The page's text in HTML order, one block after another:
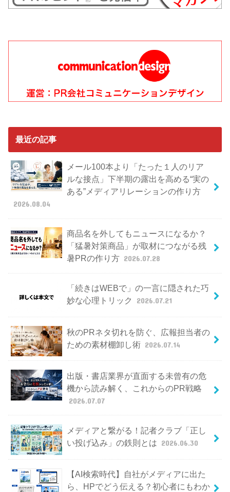
最近の記事
メール100本より「たった１人のリア
ルな接点」下半期の露出を高める“実の
ある”メディアリレーションの作り方
2026.08.04
商品名を外してもニュースになるか？
「猛暑対策商品」が取材につながる残
暑PRの作り方 2026.07.28
「続きはWEBで」の一言に隠された巧
妙な心理トリック
2026.07.21
秋のPRネタ切れを防ぐ、広報担当者の
ための素材棚卸し術 2026.07.14
出版・書店業界が直面する未曾有の危
機から読み解く、これからのPR戦略
2026.07.07
メディアと繋がる！記者クラブ「正し
い投げ込み」の鉄則とは 2026.06.30
【AI検索時代】自社がメディアに出た
ら、HPでどう伝える？初心者にもわか